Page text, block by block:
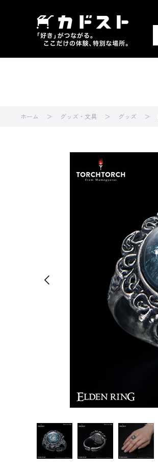
ホーム グッズ・文具 グッズ